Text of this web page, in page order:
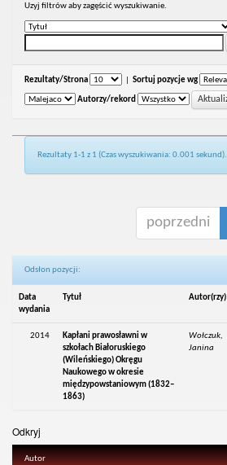
Uzyj filtrów aby zagęścić wyszukiwanie.
Rezultaty/Strona Sortuj pozycje wg
Autorzy/rekord
Rezultaty 1-1 z 1 (Czas wyszukiwania: 0.001 sekund).
poprzedni
Odsłon pozycji:
Data
wydania
Tytuł Autor(rzy)
2014
Kapłani prawosławni w
szkołach Białoruskiego
(Wileńskiego) Okręgu
Naukowego w okresie
międzypowstaniowym (1832–
1863)
Wołczuk,
Janina
Odkryj
Autor